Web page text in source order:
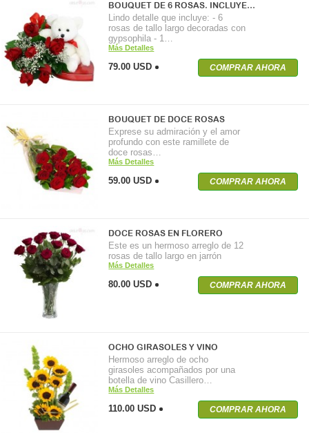
BOUQUET DE 6 ROSAS. INCLUYE…
Lindo detalle que incluye: - 6
rosas de tallo largo decoradas con
gypsophila - 1…
Más Detalles
79.00 USD COMPRAR AHORA
BOUQUET DE DOCE ROSAS
Exprese su admiración y el amor
profundo con este ramillete de
doce rosas…
Más Detalles
59.00 USD COMPRAR AHORA
DOCE ROSAS EN FLORERO
Este es un hermoso arreglo de 12
rosas de tallo largo en jarrón
Más Detalles
80.00 USD COMPRAR AHORA
OCHO GIRASOLES Y VINO
Hermoso arreglo de ocho
girasoles acompañados por una
botella de vino Casillero…
Más Detalles
110.00 USD COMPRAR AHORA